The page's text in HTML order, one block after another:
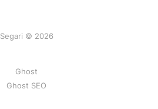
Segari © 2026
Ghost
Ghost SEO